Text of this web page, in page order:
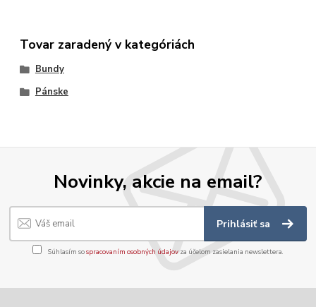
Tovar zaradený v kategóriách
Bundy
Pánske
Novinky, akcie na email?
Prihlásiť sa
Súhlasím sospracovaním osobných údajov za účelom zasielania newslettera.